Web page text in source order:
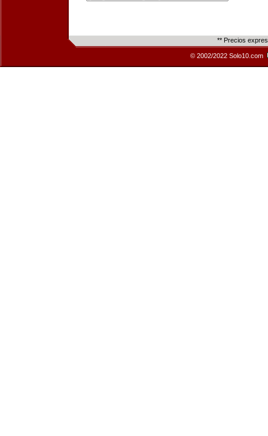
** Precios
© 2002/2022 Solo10.com